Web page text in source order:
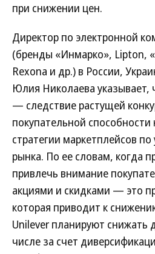
при снижении цен.
Директор по электронной
(бренды «Инмарко», Lipton,
Rexona и др.) в России,
Юлия Николаева указывает,
— следствие растущей
покупательной способности
стратегии маркетплейсов
рынка. По ее словам, когда
привлечь внимание
акциями и скидками — это
которая приводит к
Unilever планируют
числе за счет